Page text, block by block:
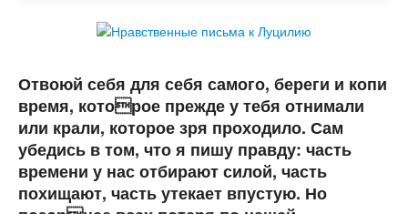
Отвоюй себя для себя самого, береги и копи
время, которое прежде у тебя отнимали
или крали, которое зря проходило. Сам
убедись в том, что я пишу правду: часть
времени у нас отбирают силой, часть
похищают, часть утекает впустую. Но